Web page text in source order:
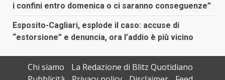
i confini entro domenica o ci saranno conseguenze”
Esposito-Cagliari, esplode il caso: accuse di
“estorsione” e denuncia, ora l’addio è più vicino
Chi siamo
La Redazione di Blitz Quotidiano